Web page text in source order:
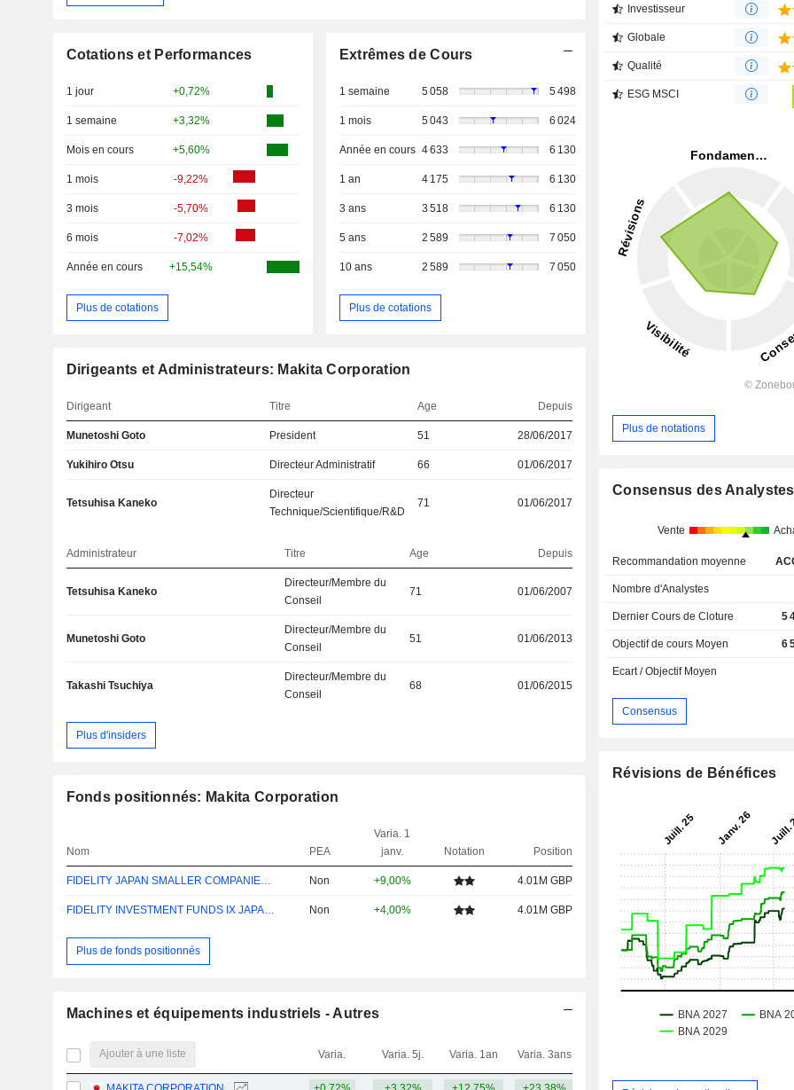
Cotations et Performances
1 jour +0,72%
1 semaine +3,32%
Mois en cours +5,60%
1 mois -9,22%
3 mois -5,70%
6 mois -7,02%
Année en cours +15,54%
Plus de cotations
Extrêmes de Cours
1 semaine 5 058 5 498
1 mois 5 043 6 024
Année en cours 4 633 6 130
1 an 4 175 6 130
3 ans 3 518 6 130
5 ans 2 589 7 050
10 ans 2 589 7 050
Plus de cotations
Dirigeants et Administrateurs: Makita Corporation
Dirigeant Titre Age Depuis
Munetoshi Goto President 51 28/06/2017
Yukihiro Otsu Directeur Administratif 66 01/06/2017
Tetsuhisa Kaneko
Directeur
Technique/Scientifique/R&D
71 01/06/2017
Administrateur Titre Age Depuis
Tetsuhisa Kaneko
Directeur/Membre du
Conseil
71 01/06/2007
Munetoshi Goto
Directeur/Membre du
Conseil
51 01/06/2013
Takashi Tsuchiya
Directeur/Membre du
Conseil
68 01/06/2015
Plus d'insiders
Fonds positionnés: Makita Corporation
Nom PEA
Varia. 1
janv.
Notation Position
FIDELITY JAPAN SMALLER COMPANIES A ACC Non +9,00% 4.01M GBP
FIDELITY INVESTMENT FUNDS IX JAPAN W ACC Non +4,00% 4.01M GBP
Plus de fonds positionnés
Machines et équipements industriels - Autres
Ajouter à une liste Varia. Varia. 5j. Varia. 1an Varia. 3ans
Investisseur
Globale
Qualité
ESG MSCI
Plus de notations
Consensus des Analystes
Vente
Recommandation moyenne
Nombre d'Analystes
Dernier Cours de Cloture 5
Objectif de cours Moyen 6
Ecart / Objectif Moyen
Consensus
Révisions de Bénéfices